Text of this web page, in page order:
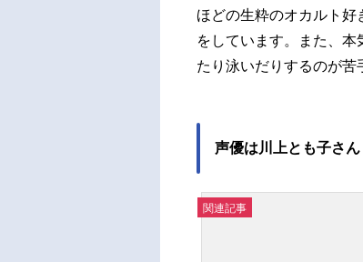
ほどの生粋のオカルト
をしています。また、
たり泳いだりするのが苦
声優は川上とも子さん
関連記事